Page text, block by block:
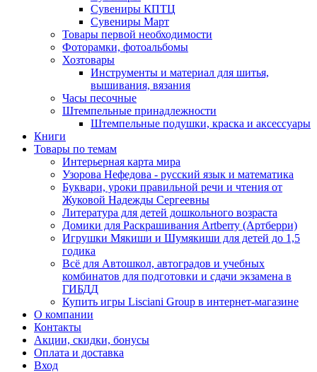
Сувениры КПТЦ
Сувениры Март
Товары первой необходимости
Фоторамки, фотоальбомы
Хозтовары
Инструменты и материал для шитья,
вышивания, вязания
Часы песочные
Штемпельные принадлежности
Штемпельные подушки, краска и аксессуары
Книги
Товары по темам
Интерьерная карта мира
Узорова Нефедова - русский язык и математика
Буквари, уроки правильной речи и чтения от
Жуковой Надежды Сергеевны
Литература для детей дошкольного возраста
Домики для Раскрашивания Artberry (Артберри)
Игрушки Мякиши и Шумякиши для детей до 1,5
годика
Всё для Автошкол, автоградов и учебных
комбинатов для подготовки и сдачи экзамена в
ГИБДД
Купить игры Lisciani Group в интернет-магазине
О компании
Контакты
Акции, скидки, бонусы
Оплата и доставка
Вход